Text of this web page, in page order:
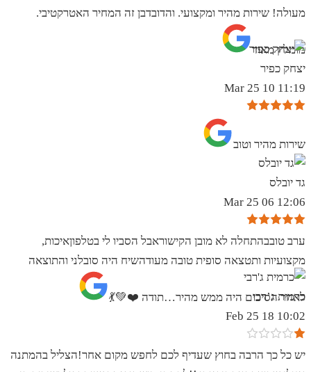
מעולה! שירות מהיר ומקצועי. והדובדבן זה המחיר האטרקטיבי.
מומלץ מאוד
יצחק כפיר
11:19 10 Mar 25
שירות מהיר וטוב
גד יובלס
12:06 06 Mar 25
ערב טובבהתחלה לא מובן הקישוראבל הסביו לי בטלפוןאיכות,
מקצועיות ותטצאה סופית טובה מעודהשיח היה סובלני והתוצאה
לאחר הסיכום היה ממש מהיר…תודה ❤️💚💃
כרמית ג’רבי
10:02 18 Feb 25
יש כל כך הרבה בחוץ שעדיף לכם לחפש מקום אחר!הצליל בהמתנה